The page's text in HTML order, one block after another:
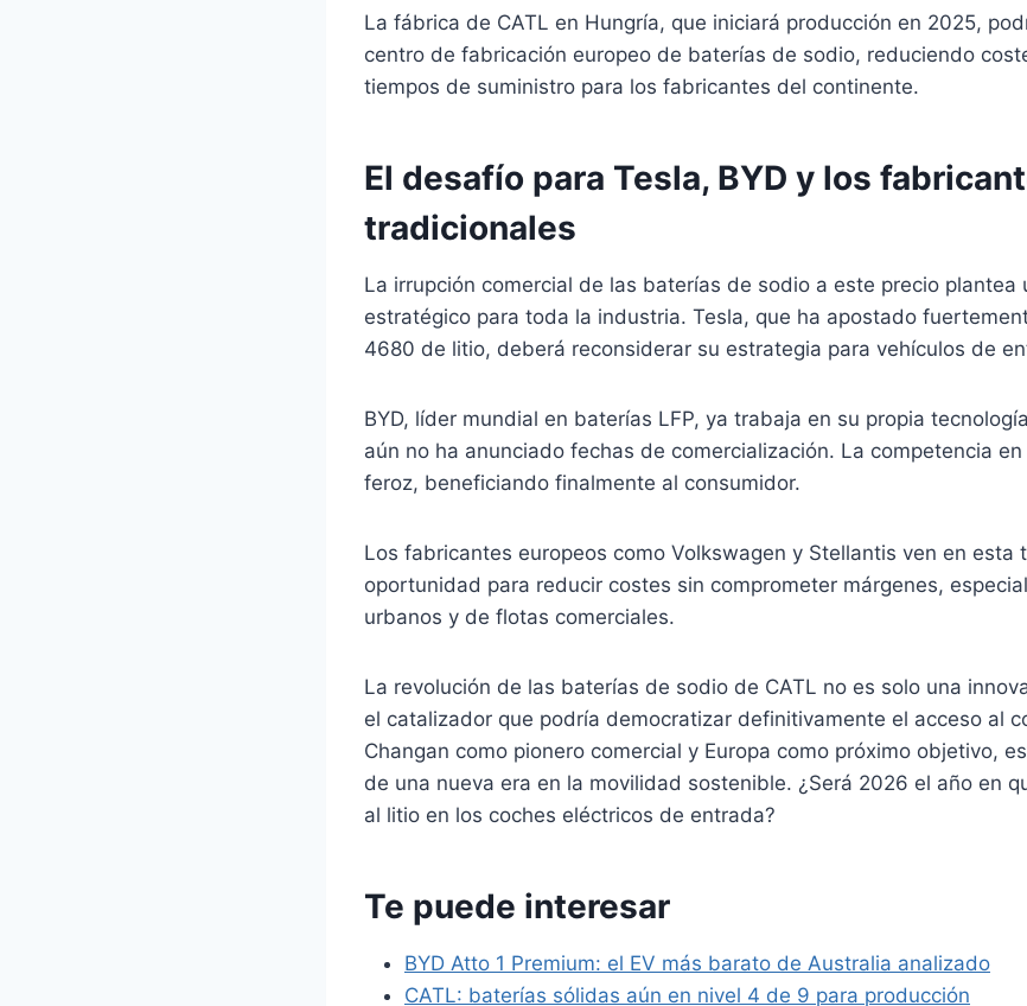
La fábrica de CATL en Hungría, que iniciará producción en 2025,
centro de fabricación europeo de baterías de sodio, reduciendo
tiempos de suministro para los fabricantes del continente.
El desafío para Tesla, BYD y los
tradicionales
La irrupción comercial de las baterías de sodio a este precio plantea
estratégico para toda la industria. Tesla, que ha apostado
4680 de litio, deberá reconsiderar su estrategia para vehículos de
BYD, líder mundial en baterías LFP, ya trabaja en su propia
aún no ha anunciado fechas de comercialización. La competencia
feroz, beneficiando finalmente al consumidor.
Los fabricantes europeos como Volkswagen y Stellantis ven en esta
oportunidad para reducir costes sin comprometer márgenes,
urbanos y de flotas comerciales.
La revolución de las baterías de sodio de CATL no es solo una
el catalizador que podría democratizar definitivamente el acceso al
Changan como pionero comercial y Europa como próximo objetivo,
de una nueva era en la movilidad sostenible. ¿Será 2026 el año en
al litio en los coches eléctricos de entrada?
Te puede interesar
BYD Atto 1 Premium: el EV más barato de Australia analizado
CATL: baterías sólidas aún en nivel 4 de 9 para producción